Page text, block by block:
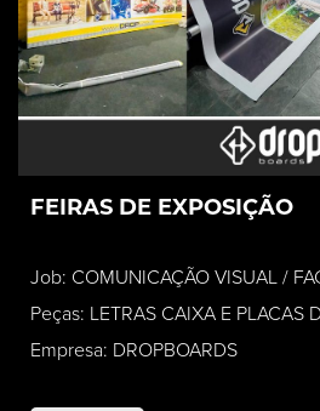
FEIRAS DE EXPOSIÇÃO
Job: COMUNICAÇÃO VISUAL /
Peças: LETRAS CAIXA E PLACAS
Empresa: DROPBOARDS